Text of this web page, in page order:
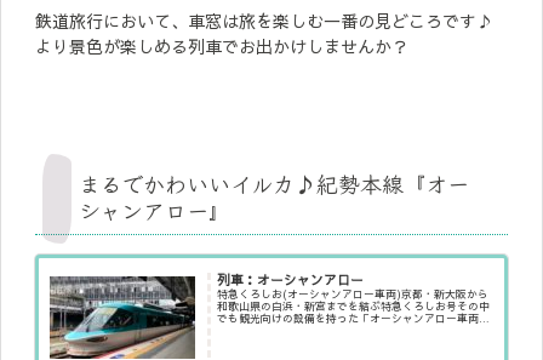
鉄道旅行において、車窓は旅を楽しむ一番の見どころです♪
より景色が楽しめる列車でお出かけしませんか？
まるでかわいいイルカ♪紀勢本線『オー
シャンアロー』
列車：オーシャンアロー
特急くろしお(オーシャンアロー車両)京都・新大阪から
和歌山県の白浜・新宮までを結ぶ特急くろしお号その中
でも観光向けの設備を持った「オーシャンアロー車両」